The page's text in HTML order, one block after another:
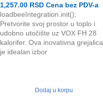
1,257.00 RSD Cena bez PDV-a
loadbeeIntegration.init();
Pretvorite svoj prostor u toplo i
udobno utočište uz VOX FH 28
kalorifer. Ova inovativna grejalica
je idealan izbor
Dodaj u korpu